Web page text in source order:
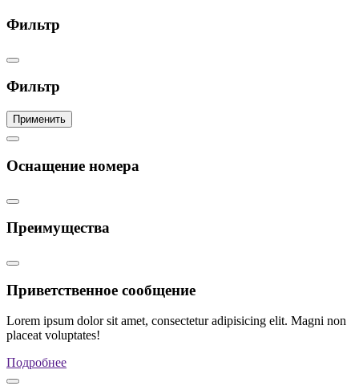
Фильтр
Фильтр
Применить
Оснащение номера
Преимущества
Приветственное сообщение
Lorem ipsum dolor sit amet, consectetur adipisicing elit. Magni non
placeat voluptates!
Подробнее